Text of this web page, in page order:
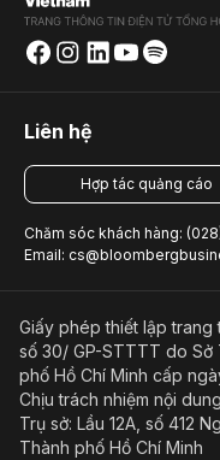
Liên hệ
Hợp tác quảng cáo
Chăm sóc khách hàng:
Email:
Giấy phép thiết lập
số 30/ GP-STTTT do
phố Hồ Chí Minh cấp
Chịu trách nhiệm nội
Trụ sở: Lầu 12A, số 412
Thành phố Hồ Chí Minh